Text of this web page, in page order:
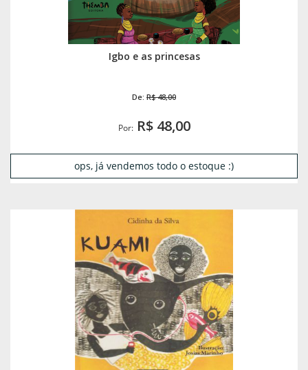
Igbo e as princesas
De: R$ 48,00
Por:R$ 48,00
ops, já vendemos todo o estoque :)